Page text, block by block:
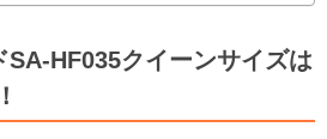
HF035クイーンサイズは